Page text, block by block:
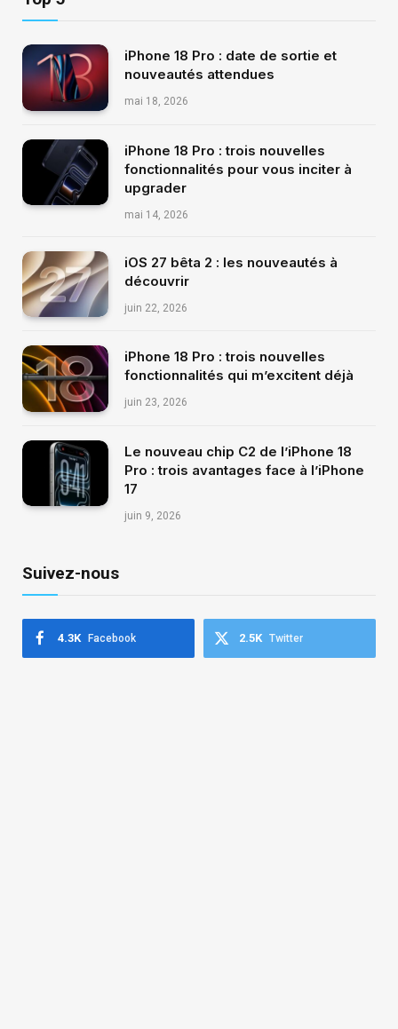
iPhone 18 Pro : date de sortie et
nouveautés attendues
mai 18, 2026
iPhone 18 Pro : trois nouvelles
fonctionnalités pour vous inciter à
upgrader
mai 14, 2026
iOS 27 bêta 2 : les nouveautés à
découvrir
juin 22, 2026
iPhone 18 Pro : trois nouvelles
fonctionnalités qui m’excitent déjà
juin 23, 2026
Le nouveau chip C2 de l’iPhone 18
Pro : trois avantages face à l’iPhone
17
juin 9, 2026
Suivez-nous
Facebook
4.3K Twitter
2.5K